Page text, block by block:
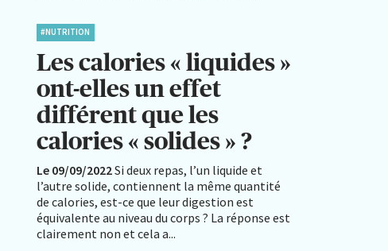
#NUTRITION
Les calories « liquides »
ont-elles un effet
différent que les
calories « solides » ?
Le 09/09/2022Si deux repas, l’un liquide et
l’autre solide, contiennent la même quantité
de calories, est-ce que leur digestion est
équivalente au niveau du corps ? La réponse est
clairement non et cela a...